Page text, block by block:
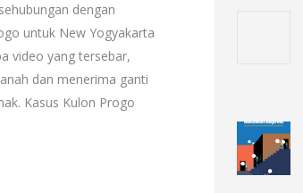
dengan
untuk New Yogyakarta
video yang tersebar,
dan menerima ganti
Kasus Kulon Progo